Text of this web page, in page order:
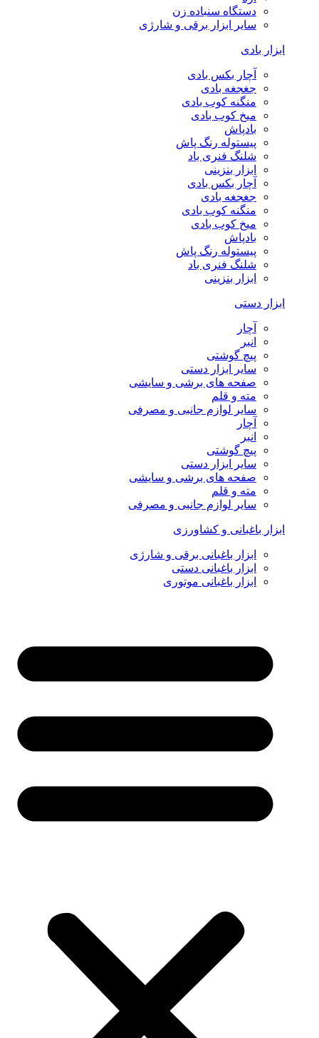
دستگاه سنباده زن
سایر ابزار برقی و شارژی
ابزار بادی
آچار بکس بادی
جغجغه بادی
منگنه کوب بادی
میخ کوب بادی
بادپاش
پیستوله رنگ پاش
شلنگ فنری باد
ابزار بنزینی
آچار بکس بادی
جغجغه بادی
منگنه کوب بادی
میخ کوب بادی
بادپاش
پیستوله رنگ پاش
شلنگ فنری باد
ابزار بنزینی
ابزار دستی
آچار
انبر
پیچ گوشتی
سایر ابزار دستی
صفحه های برشی و سایشی
مته و قلم
سایر لوازم جانبی و مصرفی
آچار
انبر
پیچ گوشتی
سایر ابزار دستی
صفحه های برشی و سایشی
مته و قلم
سایر لوازم جانبی و مصرفی
ابزار باغبانی و کشاورزی
ابزار باغبانی برقی و شارژی
ابزار باغبانی دستی
ابزار باغبانی موتوری